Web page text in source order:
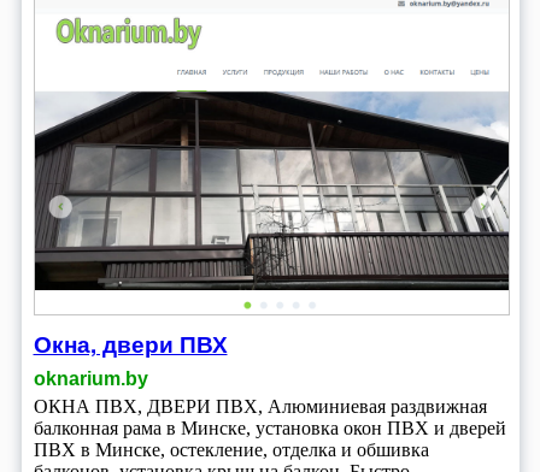
Окна, двери ПВХ
oknarium.by
ОКНА ПВХ, ДВЕРИ ПВХ, Алюминиевая раздвижная
балконная рама в Минске, установка окон ПВХ и дверей
ПВХ в Минске, остекление, отделка и обшивка